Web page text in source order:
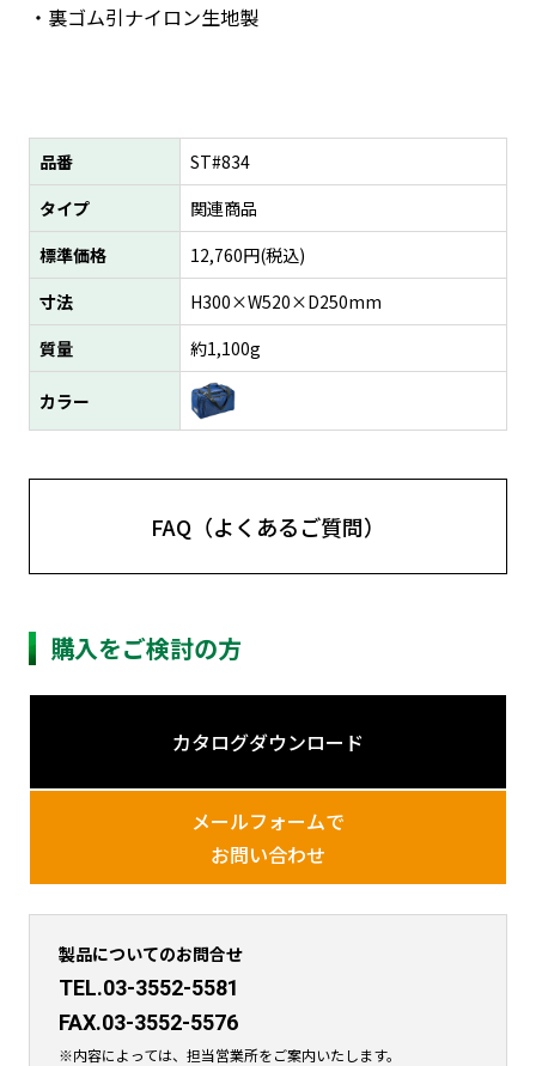
裏ゴム引ナイロン生地製
品番
ST#834
タイプ
関連商品
標準価格
12,760円(税込)
寸法
H300×W520×D250mm
質量
約1,100g
カラー
FAQ（よくあるご質問）
購入をご検討の方
カタログダウンロード
メールフォームで
お問い合わせ
製品についてのお問合せ
TEL.03-3552-5581
FAX.03-3552-5576
※内容によっては、担当営業所をご案内いたします。